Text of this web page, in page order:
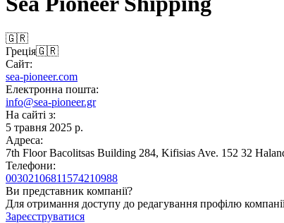
🇬🇷
Греція🇬🇷
Сайт:
sea-pioneer.com
Електронна пошта:
info@sea-pioneer.gr
На сайті з:
5 травня 2025 р.
Адреса:
7th Floor Bacolitsas Building 284, Kifisias Ave. 152 32
Телефони:
00302106811574210988
Ви представник компанії?
Для отримання доступу до редагування профілю
Зареєструватися